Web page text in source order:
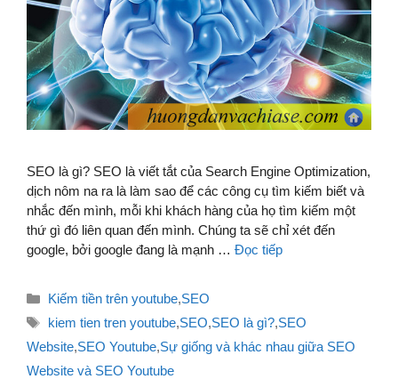
SEO là gì? SEO là viết tắt của Search Engine Optimization,
dịch nôm na ra là làm sao để các công cụ tìm kiếm biết và
nhắc đến mình, mỗi khi khách hàng của họ tìm kiếm một
thứ gì đó liên quan đến mình. Chúng ta sẽ chỉ xét đến
google, bởi google đang là mạnh … Đọc tiếp
Danh
mục
Kiếm tiền trên youtube,SEO
Thẻ
kiem tien tren youtube,SEO,SEO là gì?,SEO
Website,SEO Youtube,Sự giống và khác nhau giữa SEO
Website và SEO Youtube